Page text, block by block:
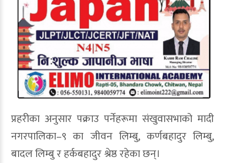
प्रहरीका अनुसार पक्राउ पर्नेहरूमा संखुवासभाको मादी
नगरपालिका–९ का जीवन लिम्बु, कर्णबहादुर लिम्बु,
बादल लिम्बु र हर्कबहादुर श्रेष्ठ रहेका छन्।